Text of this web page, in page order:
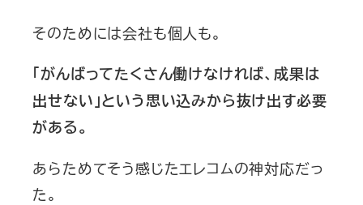
そのためには会社も個人も。
「がんばってたくさん働けなければ、成果は
出せない」という思い込みから抜け出す必要
がある。
あらためてそう感じたエレコムの神対応だっ
た。